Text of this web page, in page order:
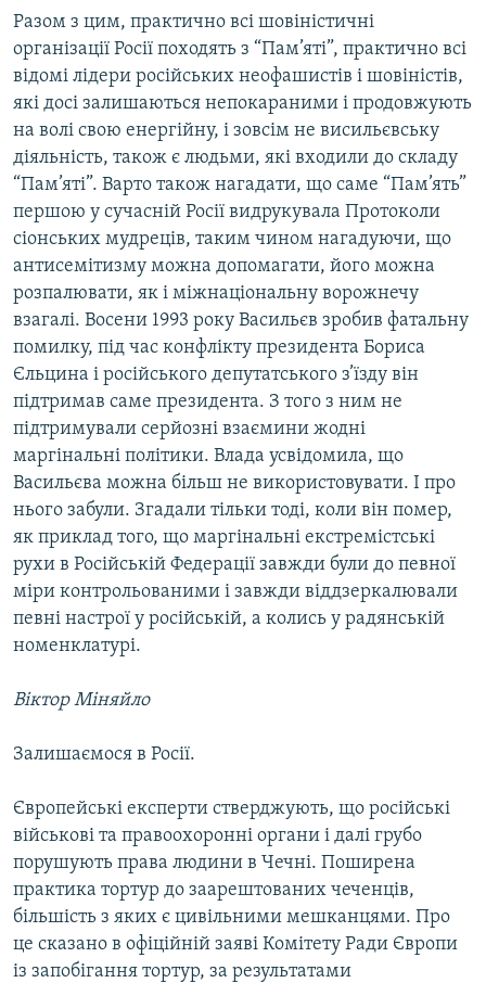
Разом з цим, практично всі шовіністичні
організації Росії походять з “Пам’яті”, практично всі
відомі лідери російських неофашистів і шовіністів,
які досі залишаються непокараними і продовжують
на волі свою енергійну, і зовсім не висильєвську
діяльність, також є людьми, які входили до складу
“Пам’яті”. Варто також нагадати, що саме “Пам’ять”
першою у сучасній Росії видрукувала Протоколи
сіонських мудреців, таким чином нагадуючи, що
антисемітизму можна допомагати, його можна
розпалювати, як і міжнаціональну ворожнечу
взагалі. Восени 1993 року Васильєв зробив фатальну
помилку, під час конфлікту президента Бориса
Єльцина і російського депутатського з’їзду він
підтримав саме президента. З того з ним не
підтримували серйозні взаємини жодні
маргінальні політики. Влада усвідомила, що
Васильєва можна більш не використовувати. І про
нього забули. Згадали тільки тоді, коли він помер,
як приклад того, що маргінальні екстремістські
рухи в Російській Федерації завжди були до певної
міри контрольованими і завжди віддзеркалювали
певні настрої у російській, а колись у радянській
номенклатурі.
Віктор Міняйло
Залишаємося в Росії.
Європейські експерти стверджують, що російські
військові та правоохоронні органи і далі грубо
порушують права людини в Чечні. Поширена
практика тортур до заарештованих чеченців,
більшість з яких є цивільними мешканцями. Про
це сказано в офіційній заяві Комітету Ради Європи
із запобігання тортур, за результатами